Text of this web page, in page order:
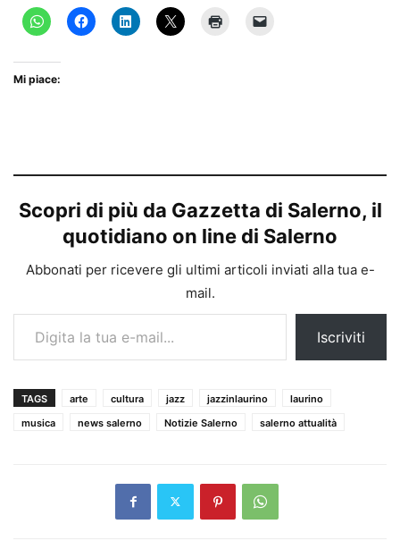
Mi piace:
Scopri di più da Gazzetta di Salerno, il
quotidiano on line di Salerno
Abbonati per ricevere gli ultimi articoli inviati alla tua e-
mail.
Digita la tua e-mail...
Iscriviti
TAGS arte cultura jazz jazzinlaurino
laurino
musica
news salerno Notizie Salerno salerno attualità